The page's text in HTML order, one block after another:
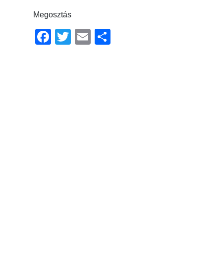
Megosztás
Facebook
TwitterEmail